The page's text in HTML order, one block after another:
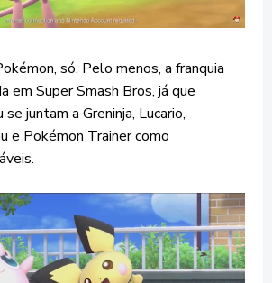
só. Pelo menos, a franquia
em Super Smash Bros, já que
juntam a Greninja, Lucario,
e Pokémon Trainer como